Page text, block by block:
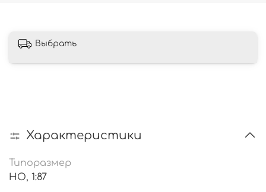
Выбрать
Характеристики
Типоразмер
HO, 1:87